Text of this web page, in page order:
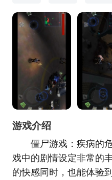
游戏介绍
僵尸游戏：疾病的
戏中的剧情设定非常的
的快感同时，也能体验